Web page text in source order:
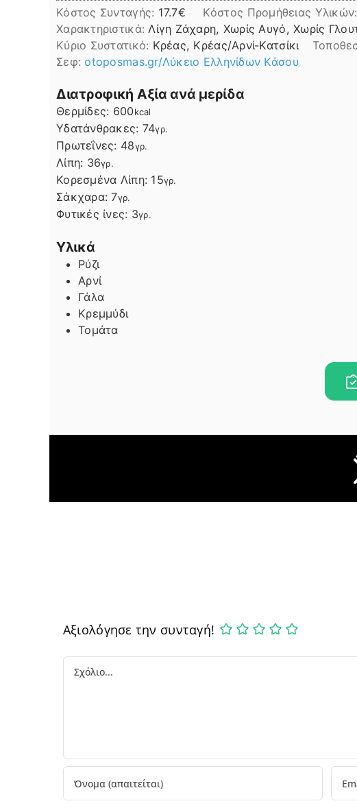
Κόστος Συνταγής: 17.7€ Kόστος Προμήθειας Υλικών:
Χαρακτηριστικά: Λίγη Ζάχαρη, Χωρίς Αυγό, Χωρίς
Kύριο Συστατικό: Κρέας, Κρέας/Αρνί-Κατσίκι
Σεφ:otoposmas.gr/Λύκειο Ελληνίδων Κάσου
Διατροφική Αξία ανά μερίδα
Θερμίδες: 600kcal
Υδατάνθρακες: 74γρ.
Πρωτεΐνες: 48γρ.
Λίπη
Λίπη: 36γρ.
Κορεσμένα Λίπη: 15γρ.
Σάκχαρα:7γρ.
Φυτικές ίνες: 3γρ.
Υλικά
Ρύζι
Αρνί
Γάλα
Κρεμμύδι
Τομάτα
Αξιολόγησε την συνταγή!
Comment